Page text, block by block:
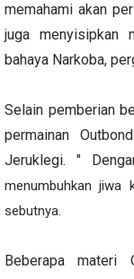
memahami akan
juga menyisipkan
bahaya Narkoba,
Selain pemberian
permainan
Jeruklegi. "
menumbuhkan jiwa
sebutnya.
Beberapa materi